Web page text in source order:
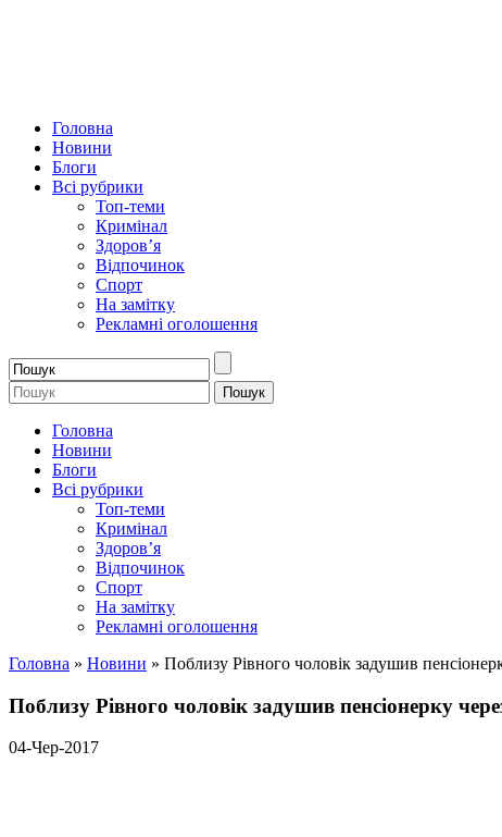
Головна
Новини
Блоги
Всі рубрики
Топ-теми
Кримінал
Здоров’я
Відпочинок
Спорт
На замітку
Рекламні оголошення
Головна
Новини
Блоги
Всі рубрики
Топ-теми
Кримінал
Здоров’я
Відпочинок
Спорт
На замітку
Рекламні оголошення
Головна » Новини » Поблизу Рівного чоловік задушив
Поблизу Рівного чоловік задушив пенсіонерку
04-Чер-2017